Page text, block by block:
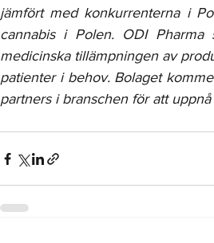
jämfört med konkurrenterna i
cannabis i Polen. ODI
medicinska tillämpningen av
patienter i behov. Bolaget
partners i branschen för att uppnå